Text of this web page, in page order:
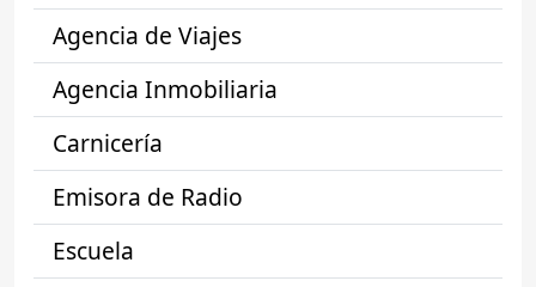
Agencia de Viajes
Agencia Inmobiliaria
Carnicería
Emisora de Radio
Escuela